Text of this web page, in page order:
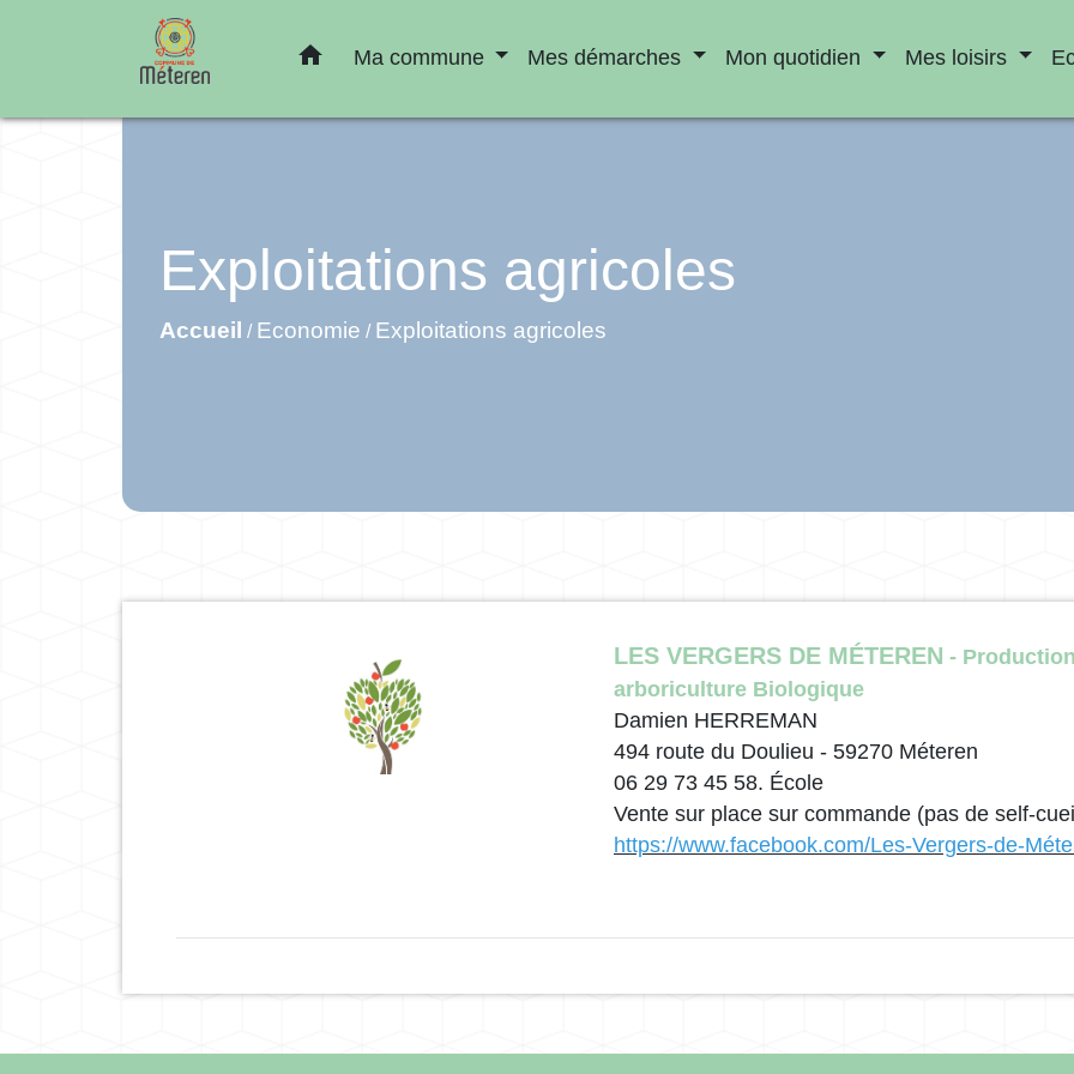
home Ma commune Mes démarches Mon quotidien Mes loisirs
Exploitations agricoles
Accueil / Economie / Exploitations agricoles
LES VERGERS DE MÉTEREN -
arboriculture Biologique
Damien HERREMAN
494 route du Doulieu - 59270 Méteren
06 29 73 45 58. École
Vente sur place sur commande (pas de self-
https://www.facebook.com/Les-Vergers-de-